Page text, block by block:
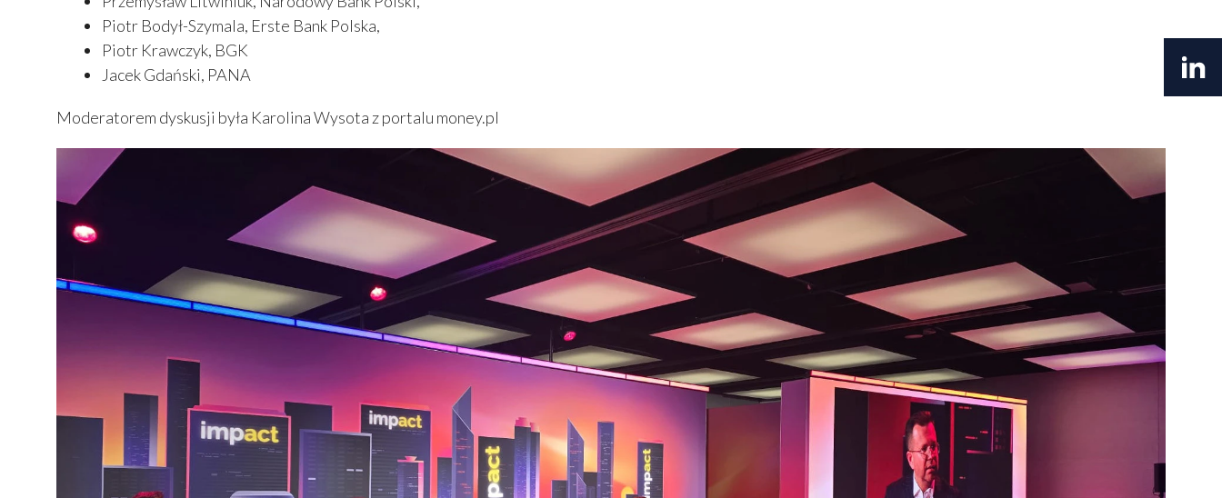
Piotr Bodył-Szymala, Erste Bank Polska,
Piotr Krawczyk, BGK
Jacek Gdański, PANA
Moderatorem dyskusji była Karolina Wysota z portalu money.pl